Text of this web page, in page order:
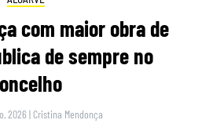
com maior obra de
de sempre no
2026 | Cristina Mendonça